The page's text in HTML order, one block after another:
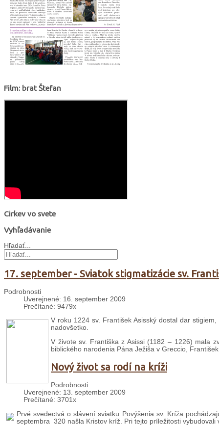
Film: brat Štefan
Cirkev vo svete
Vyhľadávanie
Hľadať...
17. september - Sviatok stigmatizácie sv.
Podrobnosti
Uverejnené: 16. september 2009
Prečítané: 9479x
V roku 1224 sv. František Asisský dostal dar
nadovšetko.
V živote sv. Františka z Asissi (1182 – 1226) mala
biblického narodenia Pána Ježiša v Greccio,
Nový život sa rodí na kríži
Podrobnosti
Uverejnené: 13. september 2009
Prečítané: 3701x
Prvé svedectvá o slávení sviatku Povýšenia sv. Kríža
septembra 320 našla Kristov kríž. Pri tejto príležitosti vybudovali